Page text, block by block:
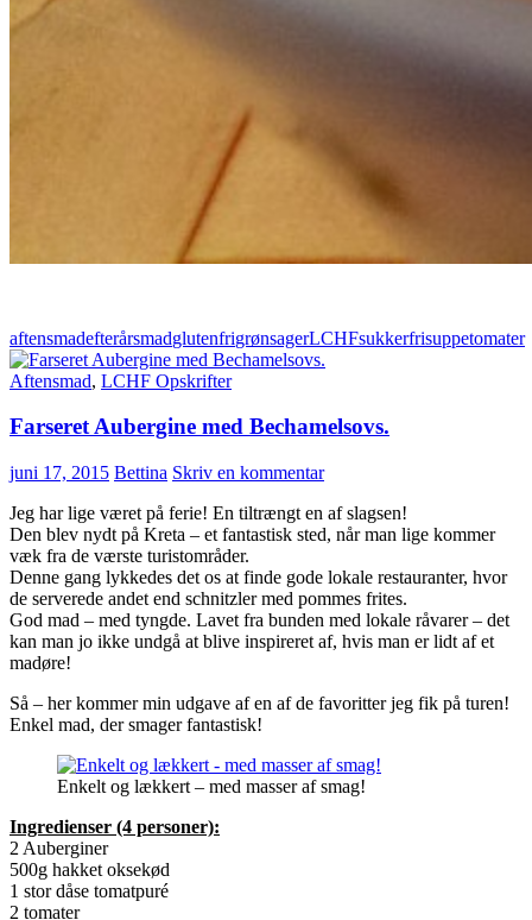
aftensmadefterårsmadglutenfrigrønsagerLCHFsukkerfrisuppetomater
Aftensmad, LCHF Opskrifter
Farseret Aubergine med Bechamelsovs.
juni 17, 2015 Bettina Skriv en kommentar
Jeg har lige været på ferie! En tiltrængt en af slagsen!
Den blev nydt på Kreta – et fantastisk sted, når man lige kommer
væk fra de værste turistområder.
Denne gang lykkedes det os at finde gode lokale restauranter, hvor
de serverede andet end schnitzler med pommes frites.
God mad – med tyngde. Lavet fra bunden med lokale råvarer – det
kan man jo ikke undgå at blive inspireret af, hvis man er lidt af et
madøre!
Så – her kommer min udgave af en af de favoritter jeg fik på turen!
Enkel mad, der smager fantastisk!
Enkelt og lækkert – med masser af smag!
Ingredienser (4 personer):
2 Auberginer
500g hakket oksekød
1 stor dåse tomatpuré
2 tomater